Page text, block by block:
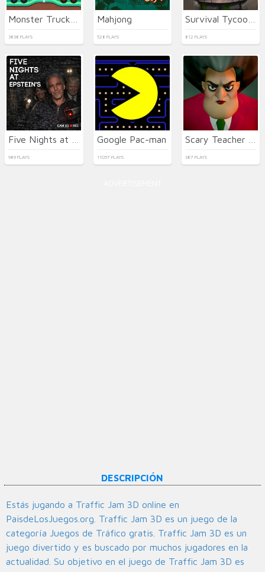
3838 PLAYS
Mahjong
528 PLAYS 812 PLAYS
989 PLAYS
Google Pac-man
11057 PLAYS 387 PLAYS
DESCRIPCIÓN
Estás jugando a Traffic Jam 3D online en
PaisdeLosJuegos.org. Traffic Jam 3D es un juego de la
categoría Juegos de Tráfico gratis. Traffic Jam 3D es un
juego divertido y es buscado por muchos jugadores en la
actualidad. Su objetivo en el juego de Traffic Jam 3D es